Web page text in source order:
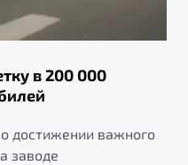
в 200 000
достижении важного
заводе